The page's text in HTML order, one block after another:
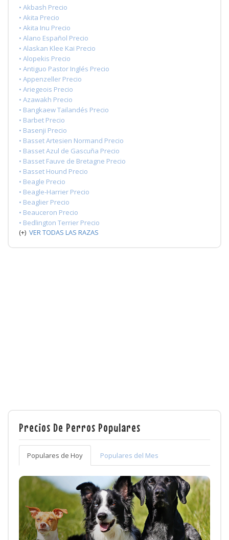
• Akbash Precio
• Akita Precio
• Akita Inu Precio
• Alano Español Precio
• Alaskan Klee Kai Precio
• Alopekis Precio
• Antiguo Pastor Inglés Precio
• Appenzeller Precio
• Ariegeois Precio
• Azawakh Precio
• Bangkaew Tailandés Precio
• Barbet Precio
• Basenji Precio
• Basset Artesien Normand Precio
• Basset Azul de Gascuña Precio
• Basset Fauve de Bretagne Precio
• Basset Hound Precio
• Beagle Precio
• Beagle-Harrier Precio
• Beaglier Precio
• Beauceron Precio
• Bedlington Terrier Precio
(+) VER TODAS LAS RAZAS
Precios De Perros Populares
Populares de Hoy Populares del Mes